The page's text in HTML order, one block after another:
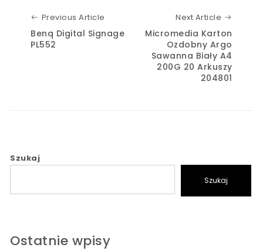
Previous Article
Benq Digital Signage
PL552
Next Article
Micromedia Karton
Ozdobny Argo
Sawanna Biały A4
200G 20 Arkuszy
204801
Szukaj
Szukaj
Ostatnie wpisy